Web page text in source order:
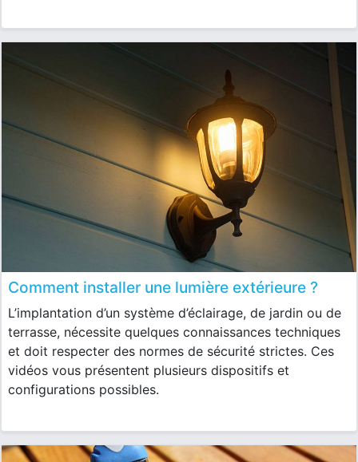
Comment installer une lumière extérieure ?
L’implantation d’un système d’éclairage, de jardin ou de
terrasse, nécessite quelques connaissances techniques
et doit respecter des normes de sécurité strictes. Ces
vidéos vous présentent plusieurs dispositifs et
configurations possibles.